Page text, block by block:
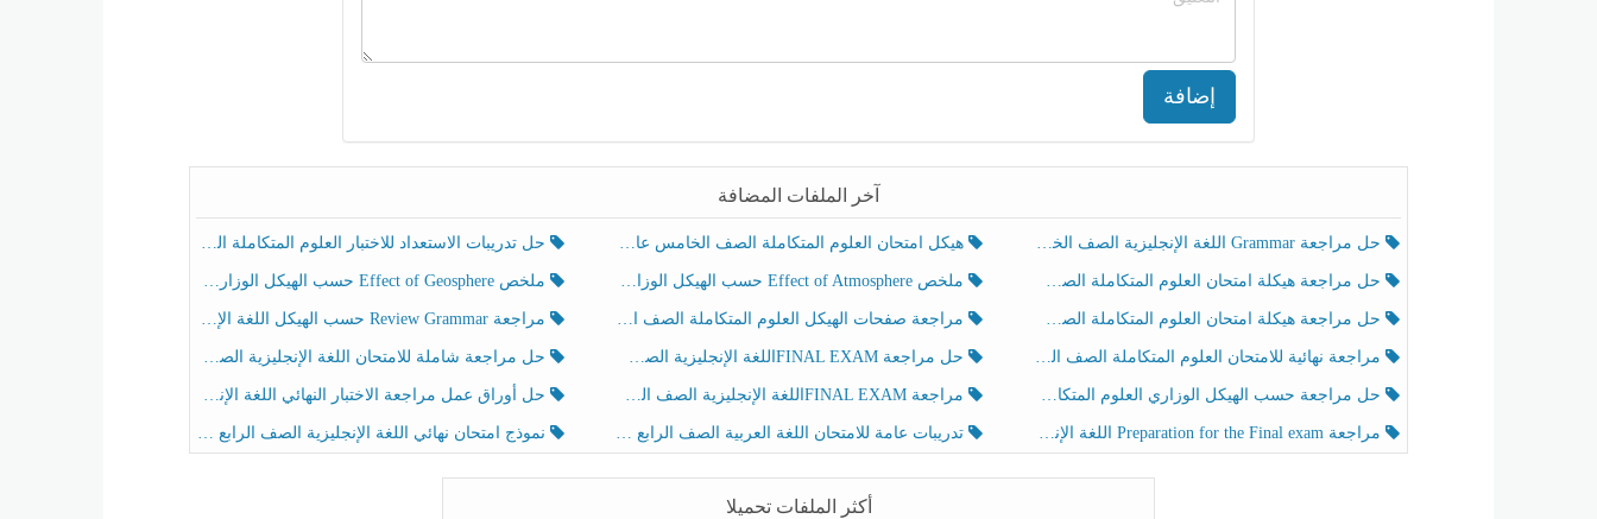
إضافة
آخر الملفات المضافة
حل مراجعة Grammar اللغة الإنجليزية الصف الخامس الفصل الثالث هيكل امتحان العلوم المتكاملة الصف الخامس عام الفصل الدراسي الثالث 2025-2026 حل تدريبات الاستعداد للاختبار العلوم المتكاملة الصف الخامس عام الفصل الثالث
حل مراجعة هيكلة امتحان العلوم المتكاملة الصف الخامس انسبير الفصل الثالث ملخص Effect of Atmosphere حسب الهيكل الوزاري العلوم المتكاملة الصف الخامس انسبير الفصل الثالث ملخص Effect of Geosphere حسب الهيكل الوزاري العلوم المتكاملة الصف الخامس انسبير الفصل الثالث
حل مراجعة هيكلة امتحان العلوم المتكاملة الصف الخامس عام الفصل الثالث مراجعة صفحات الهيكل العلوم المتكاملة الصف الخامس انسبير الفصل الثالث مراجعة Review Grammar حسب الهيكل اللغة الإنجليزية الصف الخامس الفصل الثالث
مراجعة نهائية للامتحان العلوم المتكاملة الصف الخامس انسبير الفصل الثالث حل مراجعة FINAL EXAMاللغة الإنجليزية الصف الخامس الفصل الثالث حل مراجعة شاملة للامتحان اللغة الإنجليزية الصف الخامس الفصل الثالث
حل مراجعة حسب الهيكل الوزاري العلوم المتكاملة الصف الخامس عام الفصل الثالث مراجعة FINAL EXAMاللغة الإنجليزية الصف الخامس الفصل الثالث حل أوراق عمل مراجعة الاختبار النهائي اللغة الإنجليزية الصف الرابع الفصل الثالث
مراجعة Preparation for the Final exam اللغة الإنجليزية الصف الرابع الفصل الثالث تدريبات عامة للامتحان اللغة العربية الصف الرابع الفصل الثالث نموذج امتحان نهائي اللغة الإنجليزية الصف الرابع الفصل الثالث
أكثر الملفات تحميلا